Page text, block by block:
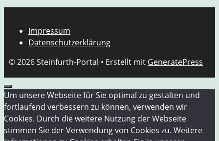
Impressum
Datenschutzerklärung
© 2026 Steinfurth-Portal • Erstellt mit GeneratePress
Schließen
Um unsere Webseite für Sie optimal zu gestalten und
fortlaufend verbessern zu können, verwenden wir
Cookies. Durch die weitere Nutzung der Webseite
stimmen Sie der Verwendung von Cookies zu. Weitere